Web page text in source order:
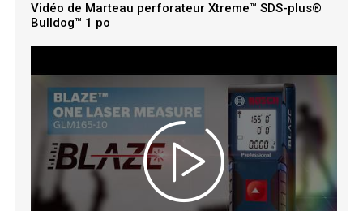
Vidéo de Marteau perforateur Xtreme™ SDS-plus®
Bulldog™ 1 po